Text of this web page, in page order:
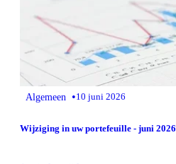
Algemeen •10 juni 2026
Wijziging in uw portefeuille - juni 2026